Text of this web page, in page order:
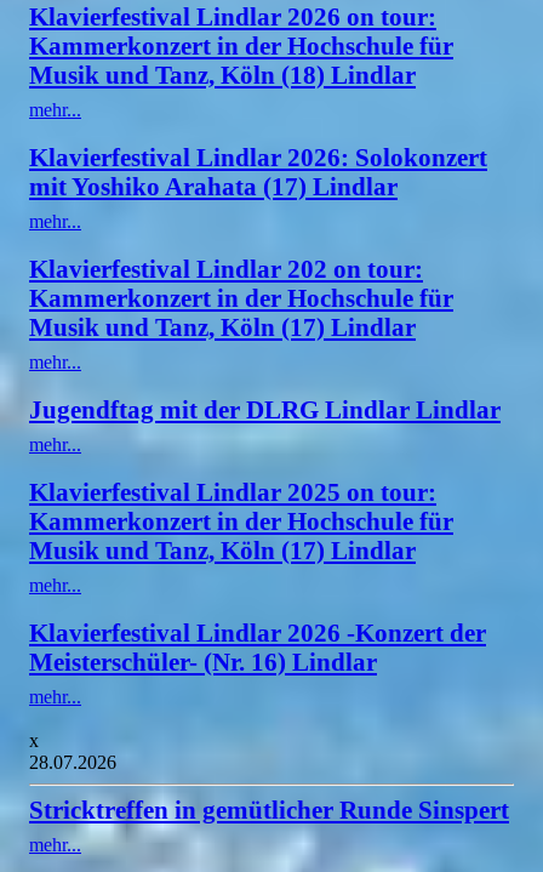
Klavierfestival Lindlar 2026 on tour:
Kammerkonzert in der Hochschule für
Musik und Tanz, Köln (18) Lindlar
mehr...
Klavierfestival Lindlar 2026: Solokonzert
mit Yoshiko Arahata (17) Lindlar
mehr...
Klavierfestival Lindlar 202 on tour:
Kammerkonzert in der Hochschule für
Musik und Tanz, Köln (17) Lindlar
mehr...
Jugendftag mit der DLRG Lindlar Lindlar
mehr...
Klavierfestival Lindlar 2025 on tour:
Kammerkonzert in der Hochschule für
Musik und Tanz, Köln (17) Lindlar
mehr...
Klavierfestival Lindlar 2026 -Konzert der
Meisterschüler- (Nr. 16) Lindlar
mehr...
x
28.07.2026
Stricktreffen in gemütlicher Runde Sinspert
mehr...